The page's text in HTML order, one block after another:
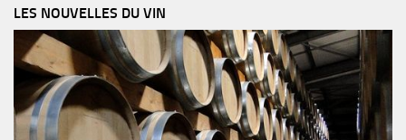
LES NOUVELLES DU VIN